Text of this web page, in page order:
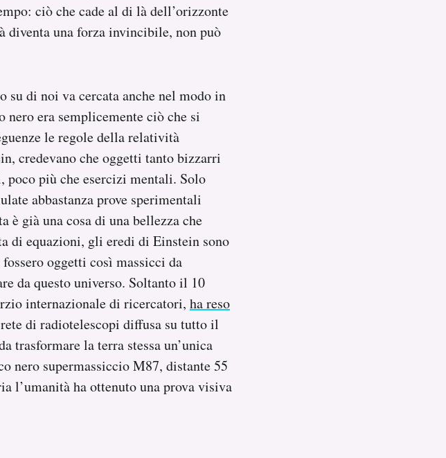
ciò che cade al di là dell’orizzonte
una forza invincibile, non può
su di noi va cercata anche nel modo in
era semplicemente ciò che si
le regole della relatività
credevano che oggetti tanto bizzarri
poco più che esercizi mentali. Solo
abbastanza prove sperimentali
è già una cosa di una bellezza che
di equazioni, gli eredi di Einstein sono
oggetti così massicci da
da questo universo. Soltanto il 10
internazionale di ricercatori, ha reso
di radiotelescopi diffusa su tutto il
trasformare la terra stessa un’unica
nero supermassiccio M87, distante 55
l’umanità ha ottenuto una prova visiva